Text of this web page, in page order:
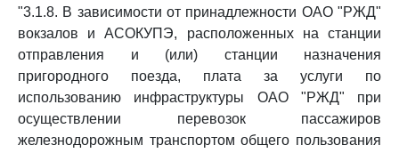
"3.1.8. В зависимости от принадлежности ОАО "РЖД"
вокзалов и АСОКУПЭ, расположенных на станции
отправления и (или) станции назначения
пригородного поезда, плата за услуги по
использованию инфраструктуры ОАО "РЖД" при
осуществлении перевозок пассажиров
железнодорожным транспортом общего пользования